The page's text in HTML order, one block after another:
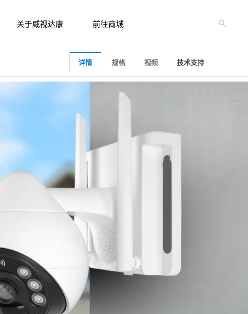
关于威视达康 前往商城
详情 规格 视频 技术支持